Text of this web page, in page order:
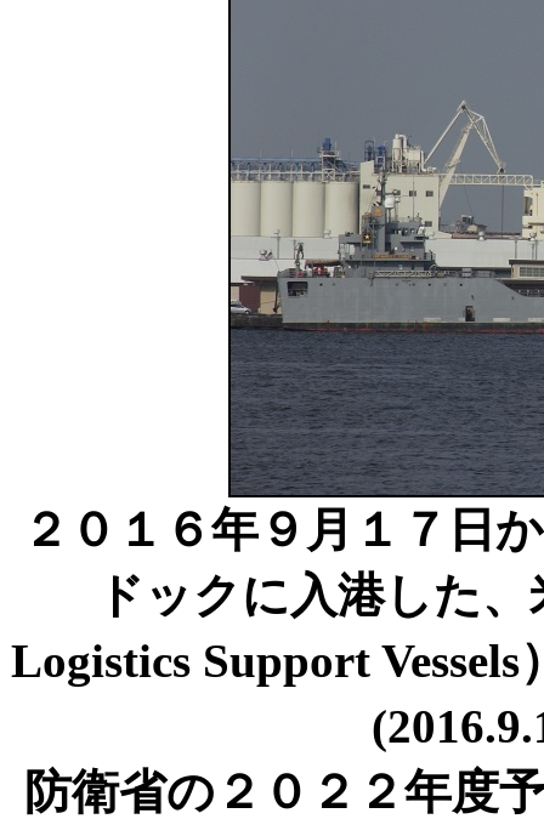
２０１６年９月１７日
ドックに入港した
Logistics Support
防衛省の２０２２年度